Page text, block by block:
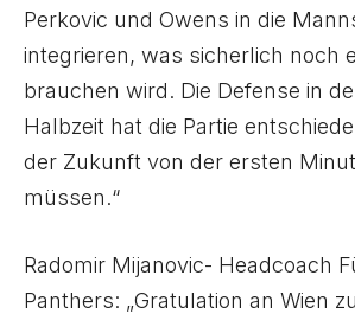
Perkovic und Owens in die
integrieren, was sicherlich noch
brauchen wird. Die Defense in
Halbzeit hat die Partie
der Zukunft von der ersten
müssen.“
Radomir Mijanovic- Headcoach
Panthers: „Gratulation an Wien